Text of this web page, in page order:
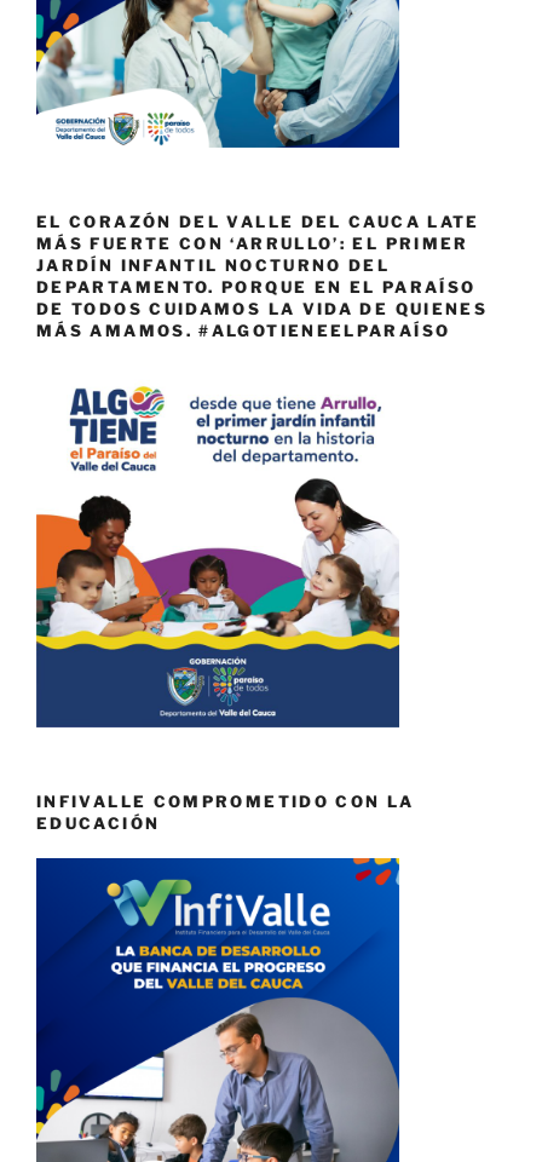
EL CORAZÓN DEL VALLE DEL CAUCA LATE
MÁS FUERTE CON ‘ARRULLO’: EL PRIMER
JARDÍN INFANTIL NOCTURNO DEL
DEPARTAMENTO. PORQUE EN EL PARAÍSO
DE TODOS CUIDAMOS LA VIDA DE QUIENES
MÁS AMAMOS. #ALGOTIENEELPARAÍSO
INFIVALLE COMPROMETIDO CON LA
EDUCACIÓN